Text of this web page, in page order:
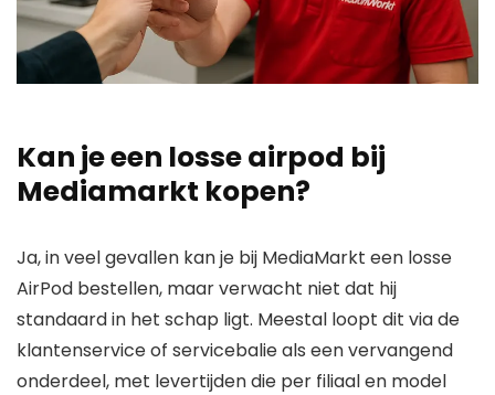
Kan je een losse airpod bij
Mediamarkt kopen?
Ja, in veel gevallen kan je bij MediaMarkt een losse
AirPod bestellen, maar verwacht niet dat hij
standaard in het schap ligt. Meestal loopt dit via de
klantenservice of servicebalie als een vervangend
onderdeel, met levertijden die per filiaal en model